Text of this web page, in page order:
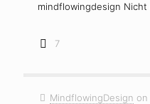
mindflowingdesign
7
MindflowingDesign on